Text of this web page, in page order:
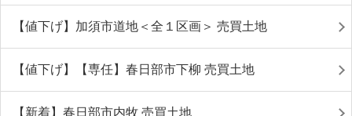
【値下げ】加須市道地＜全１区画＞ 売買土地
【値下げ】【専任】春日部市下柳 売買土地
【新着】春日部市内牧 売買土地